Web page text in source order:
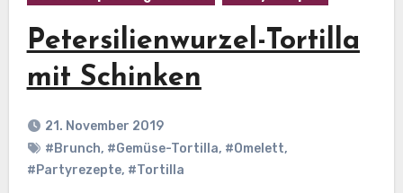
Petersilienwurzel-Tortilla
mit Schinken
21. November 2019
#Brunch, #Gemüse-Tortilla, #Omelett,
#Partyrezepte, #Tortilla